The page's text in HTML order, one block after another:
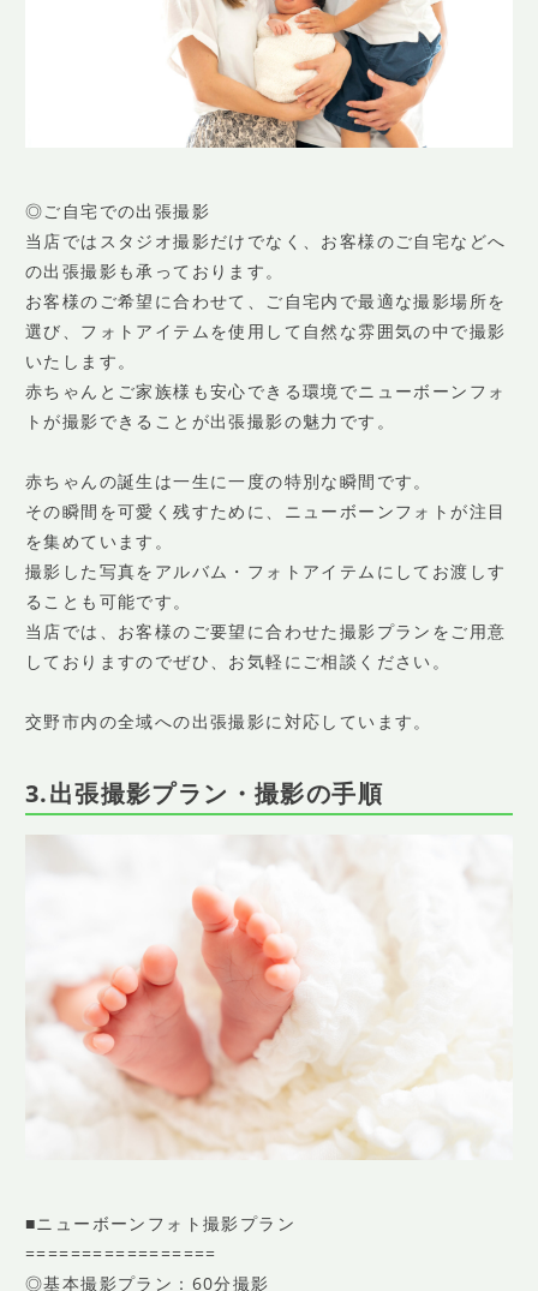
◎ご自宅での出張撮影
当店ではスタジオ撮影だけでなく、お客様のご自宅などへ
の出張撮影も承っております。
お客様のご希望に合わせて、ご自宅内で最適な撮影場所を
選び、フォトアイテムを使用して自然な雰囲気の中で撮影
いたします。
赤ちゃんとご家族様も安心できる環境でニューボーンフォ
トが撮影できることが出張撮影の魅力です。
赤ちゃんの誕生は一生に一度の特別な瞬間です。
その瞬間を可愛く残すために、ニューボーンフォトが注目
を集めています。
撮影した写真をアルバム・フォトアイテムにしてお渡しす
ることも可能です。
当店では、お客様のご要望に合わせた撮影プランをご用意
しておりますのでぜひ、お気軽にご相談ください。
交野市内の全域への出張撮影に対応しています。
3.出張撮影プラン・撮影の手順
■ニューボーンフォト撮影プラン
=================
◎基本撮影プラン：60分撮影